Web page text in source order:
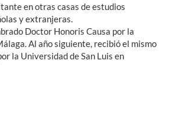
en otras casas de estudios
y extranjeras.
Doctor Honoris Causa por la
Al año siguiente, recibió el mismo
la Universidad de San Luis en